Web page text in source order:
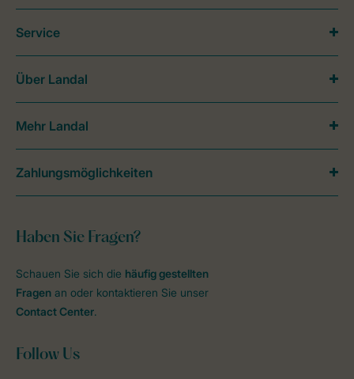
Haben Sie Fragen?
Schauen Sie sich die häufig gestellten
Fragen an oder kontaktieren Sie unser
Contact Center.
Follow Us
Service
Über Landal
Mehr Landal
Zahlungsmöglichkeiten